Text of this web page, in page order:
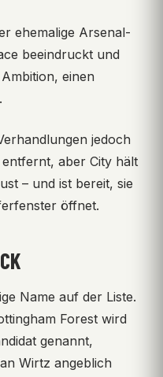
ehemalige Arsenal-
beeindruckt und
einen
jedoch
aber City hält
– und ist bereit, sie
öffnet.
Name auf der Liste.
Forest wird
genannt,
Wirtz angeblich